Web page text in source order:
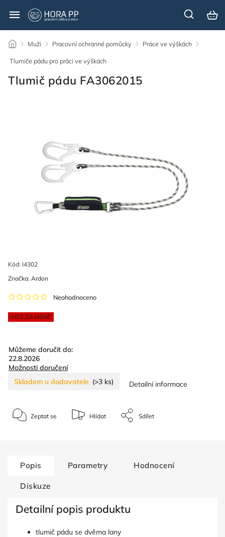
/ Muži / Pracovní ochranné pomůcky / Práce ve výškách /
Tlumiče pádu pro práci ve výškách
Tlumič pádu FA3062015
Kód: I4302
VÍCE ZA MÉNĚ
Neohodnoceno
Značka: Ardon
Můžeme doručit do:
22.8.2026
Možnosti doručení
Skladem u dodavatele (>3 ks) Detailní informace
Zeptat se Hlídat Sdílet
Popis Parametry Hodnocení
Diskuze
Detailní popis produktu
tlumič pádu se dvěma lany